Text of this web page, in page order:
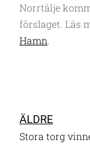
Norrtälje
förslaget. Läs
Hamn.
ÄLDRE